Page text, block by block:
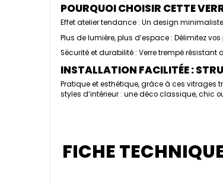
POURQUOI CHOISIR CETTE
Effet atelier tendance : Un design
Plus de lumière, plus d’espace : Délimitez
Sécurité et durabilité : Verre trempé
INSTALLATION FACILITÉE :
Pratique et esthétique, grâce à ces vitrages
styles d’intérieur : une déco classique, chic
FICHE